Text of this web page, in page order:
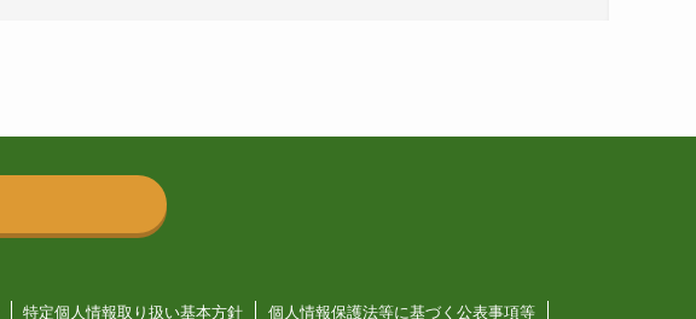
特定個人情報取り扱い基本方針 個人情報保護法等に基づく公表事項等